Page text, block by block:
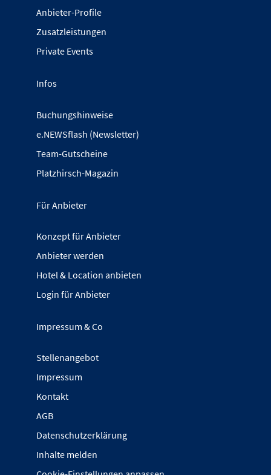
Anbieter-Profile
Zusatzleistungen
Private Events
Infos
Buchungshinweise
e.NEWSflash (Newsletter)
Team-Gutscheine
Platzhirsch-Magazin
Für Anbieter
Konzept für Anbieter
Anbieter werden
Hotel & Location anbieten
Login für Anbieter
Impressum & Co
Stellenangebot
Impressum
Kontakt
AGB
Datenschutzerklärung
Inhalte melden